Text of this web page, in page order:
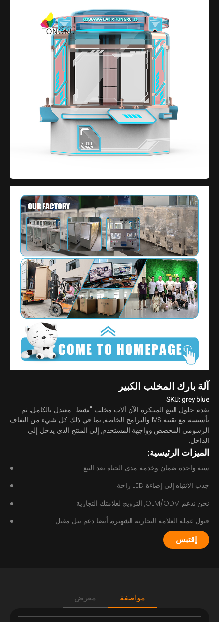
آلة بارك المخلب الكبير
SKU:grey blue
تقدم حلول البيع المبتكرة الآن آلات مخلب "نشط" معتدل بالكامل, تم
تأسيسه مع تقنية IVS والبرامج الخاصة, بما في ذلك كل شيء من التفاف
الرسومي المخصص وواجهة المستخدم, إلى المنتج الذي يدخل إلى
الداخل.
الميزات الرئيسية:
سنة واحدة ضمان وخدمة مدى الحياة بعد البيع
جذب الانتباه إلى إضاءة LED راحة
نحن ندعم OEM/ODM, الترويج لعلامتك التجارية
قبول عملة العلامة التجارية الشهيرة, أيضا دعم بيل مقبل
إقتبس
مواصفة معرض